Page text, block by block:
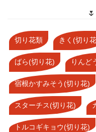
切り花類 きく(切り
ばら(切り花) りんど
宿根かすみそう(切り花)
スターチス(切り花)
トルコギキョウ(切り花)